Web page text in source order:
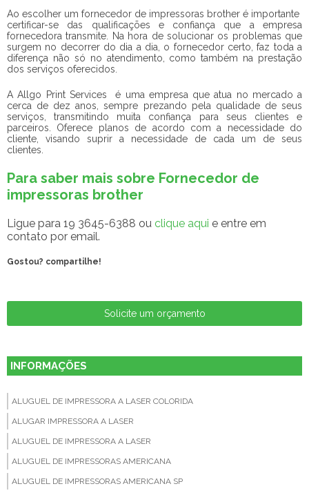
Ao escolher um fornecedor de impressoras brother é importante
certificar-se das qualificações e confiança que a empresa
fornecedora transmite. Na hora de solucionar os problemas que
surgem no decorrer do dia a dia, o fornecedor certo, faz toda a
diferença não só no atendimento, como também na prestação
dos serviços oferecidos.
A Allgo Print Services é uma empresa que atua no mercado a
cerca de dez anos, sempre prezando pela qualidade de seus
serviços, transmitindo muita confiança para seus clientes e
parceiros. Oferece planos de acordo com a necessidade do
cliente, visando suprir a necessidade de cada um de seus
clientes.
Para saber mais sobre Fornecedor de
impressoras brother
Ligue para 19 3645-6388 ou clique aqui e entre em
contato por email.
Gostou? compartilhe!
Solicite um orçamento
INFORMAÇÕES
ALUGUEL DE IMPRESSORA A LASER COLORIDA
ALUGAR IMPRESSORA A LASER
ALUGUEL DE IMPRESSORA A LASER
ALUGUEL DE IMPRESSORAS AMERICANA
ALUGUEL DE IMPRESSORAS AMERICANA SP